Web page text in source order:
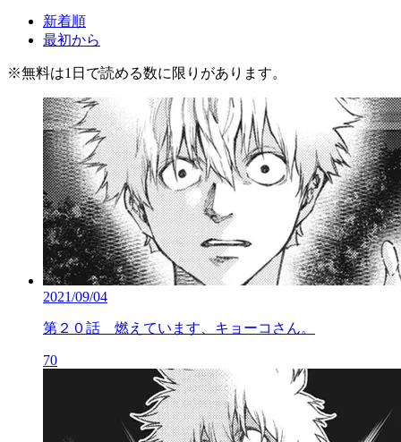
新着順
最初から
※無料は1日で読める数に限りがあります。
2021/09/04
第２０話 燃えています、キョーコさん。
70